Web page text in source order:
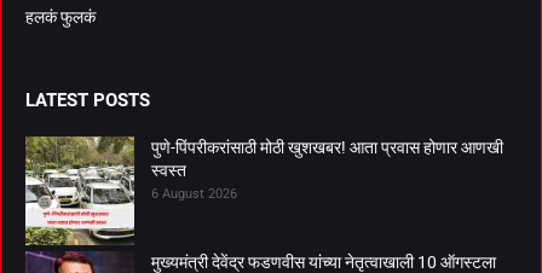
हलकं फुलकं
LATEST POSTS
पुणे-पिंपरीकरांसाठी मोठी खुशखबर! आता प्रवास होणार आणखी
स्वस्त
6 August 2026
मुख्यमंत्री देवेंद्र फडणवीस यांच्या नेतृत्वाखाली 10 ऑगस्टला